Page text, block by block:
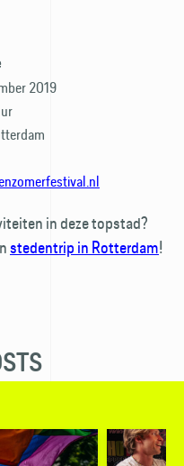
2019
in deze topstad?
stedentrip in Rotterdam!